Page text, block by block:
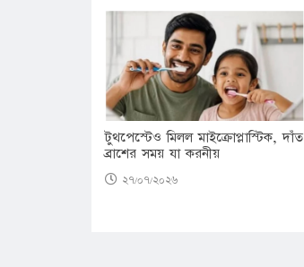
টুথপেস্টেও মিলল মাইক্রোপ্লাস্টিক, দাঁত
ব্রাশের সময় যা করনীয়
২৭/০৭/২০২৬